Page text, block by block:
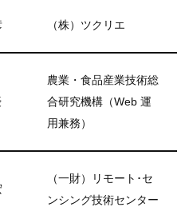
（株）ツクリエ
農業・食品産業技術総
合研究機構（Web 運
用兼務）
（一財）リモート･セ
ンシング技術センター